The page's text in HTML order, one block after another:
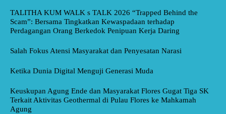
TALITHA KUM WALK s TALK 2026 “Trapped Behind the
Scam”: Bersama Tingkatkan Kewaspadaan terhadap
Perdagangan Orang Berkedok Penipuan Kerja Daring
Salah Fokus Atensi Masyarakat dan Penyesatan Narasi
Ketika Dunia Digital Menguji Generasi Muda
Keuskupan Agung Ende dan Masyarakat Flores Gugat Tiga SK
Terkait Aktivitas Geothermal di Pulau Flores ke Mahkamah
Agung